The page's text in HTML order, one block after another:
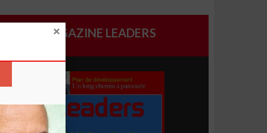
MAGAZINE LEADERS